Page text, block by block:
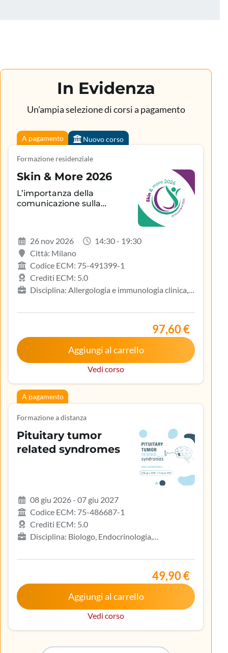
In Evidenza
Un'ampia selezione di corsi a pagamento
A pagamento Nuovo corso
Formazione residenziale
Skin & More 2026
L’importanza della
comunicazione sulla
dermatologica
26 nov 2026
14:30 - 19:30
Città: Milano
Codice ECM: 75-491399-1
Crediti ECM: 5.0
Disciplina: Allergologia e immunologia clinica,
Medicina del lavoro e sicurezza degli ambienti di
lavoro, Medicina generale (medici di famiglia)
97,60 €
Aggiungi al carrello
Vedi corso
A pagamento
Formazione a distanza
Pituitary tumor
related syndromes
08 giu 2026 - 07 giu 2027
Codice ECM: 75-486687-1
Crediti ECM: 5.0
Disciplina: Biologo, Endocrinologia,
ostetricia, Infermiere, Infermiere pediatrico,
Iscritto nell’elenco speciale ad esaurimento,
Malattie metaboliche e diabetologia, Medicina
interna, Oncologia, Pediatria, Pediatria (Pediatri di
libera scelta), Tecnico sanitario di radiologia medica
49,90 €
Aggiungi al carrello
Vedi corso